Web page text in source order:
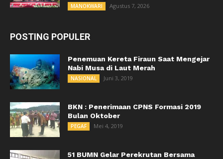
MANOKWARI Agustus 7, 2026
POSTING POPULER
Penemuan Kereta Firaun Saat Mengejar
Nabi Musa di Laut Merah
NASIONAL Juni 3, 2019
BKN : Penerimaan CPNS Formasi 2019
Bulan Oktober
PEGAF Mei 4, 2019
51 BUMN Gelar Perekrutan Bersama